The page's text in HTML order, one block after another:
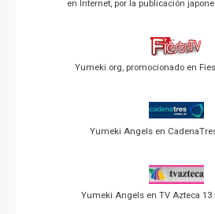
en Internet, por la publicación
Yumeki.org, promocionado en
Yumeki Angels en
Yumeki Angels en TV Azteca 13